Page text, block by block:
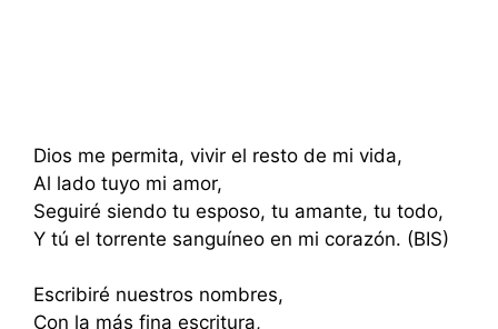
Dios me permita, vivir el resto de mi vida,
Al lado tuyo mi amor,
Seguiré siendo tu esposo, tu amante, tu todo,
Y tú el torrente sanguíneo en mi corazón. (BIS)
Escribiré nuestros nombres,
Con la más fina escritura,